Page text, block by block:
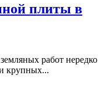
плиты в
работ нередко
крупных...